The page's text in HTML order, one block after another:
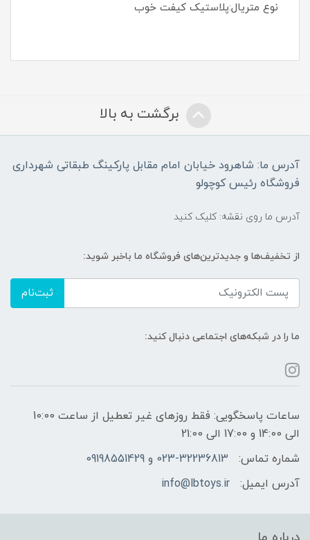
نوع متریال:پلاستیک کیفت خوب
برگشت به بالا
آدرس ما: شاهرود خیابان امام مقابل پارکینگ طبقاتی شهرداری
فروشگاه رئیس کوچولو
آدرس ما روی نقشه: کلیک کنید
از تخفیف‌ها و جدیدترین‌های فروشگاه ما باخبر شوید:
ثبت‌نام
ما را در شبکه‌های اجتماعی دنبال کنید:
ساعات پاسخگویی: فقط روزهای غیر تعطیل از ساعت 10:00
الی 14:00 و 17:00 الی 21:00
شماره تماس:
023-32236813 و 09198551429
آدرس ایمیل:
info@lbtoys.ir